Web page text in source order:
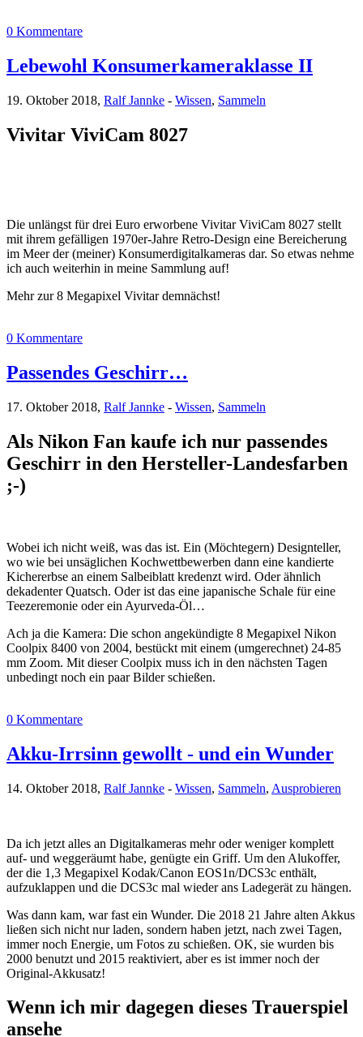
0 Kommentare
Lebewohl Konsumerkameraklasse II
19. Oktober 2018, Ralf Jannke - Wissen, Sammeln
Vivitar ViviCam 8027
Die unlängst für drei Euro erworbene Vivitar ViviCam 8027 stellt
mit ihrem gefälligen 1970er-Jahre Retro-Design eine Bereicherung
im Meer der (meiner) Konsumerdigitalkameras dar. So etwas nehme
ich auch weiterhin in meine Sammlung auf!
Mehr zur 8 Megapixel Vivitar demnächst!
0 Kommentare
Passendes Geschirr…
17. Oktober 2018, Ralf Jannke - Wissen, Sammeln
Als Nikon Fan kaufe ich nur passendes
Geschirr in den Hersteller-Landesfarben
;-)
Wobei ich nicht weiß, was das ist. Ein (Möchtegern) Designteller,
wo wie bei unsäglichen Kochwettbewerben dann eine kandierte
Kichererbse an einem Salbeiblatt kredenzt wird. Oder ähnlich
dekadenter Quatsch. Oder ist das eine japanische Schale für eine
Teezeremonie oder ein Ayurveda-Öl…
Ach ja die Kamera: Die schon angekündigte 8 Megapixel Nikon
Coolpix 8400 von 2004, bestückt mit einem (umgerechnet) 24-85
mm Zoom. Mit dieser Coolpix muss ich in den nächsten Tagen
unbedingt noch ein paar Bilder schießen.
0 Kommentare
Akku-Irrsinn gewollt - und ein Wunder
14. Oktober 2018, Ralf Jannke - Wissen, Sammeln, Ausprobieren
Da ich jetzt alles an Digitalkameras mehr oder weniger komplett
auf- und weggeräumt habe, genügte ein Griff. Um den Alukoffer,
der die 1,3 Megapixel Kodak/Canon EOS1n/DCS3c enthält,
aufzuklappen und die DCS3c mal wieder ans Ladegerät zu hängen.
Was dann kam, war fast ein Wunder. Die 2018 21 Jahre alten Akkus
ließen sich nicht nur laden, sondern haben jetzt, nach zwei Tagen,
immer noch Energie, um Fotos zu schießen. OK, sie wurden bis
2000 benutzt und 2015 reaktiviert, aber es ist immer noch der
Original-Akkusatz!
Wenn ich mir dagegen dieses Trauerspiel
ansehe